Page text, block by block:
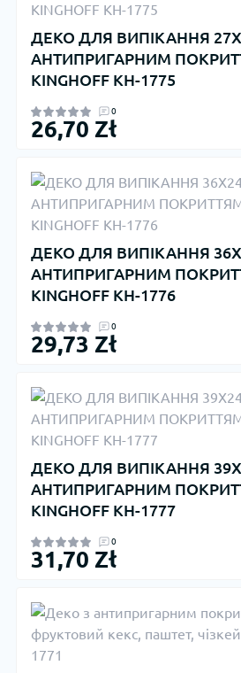
ДЕКО ДЛЯ ВИПІКАННЯ
АНТИПРИГАРНИМ
KINGHOFF KH-1775
0
26,70 Zł
ДЕКО ДЛЯ ВИПІКАННЯ
АНТИПРИГАРНИМ
KINGHOFF KH-1776
0
29,73 Zł
ДЕКО ДЛЯ ВИПІКАННЯ
АНТИПРИГАРНИМ
KINGHOFF KH-1777
0
31,70 Zł